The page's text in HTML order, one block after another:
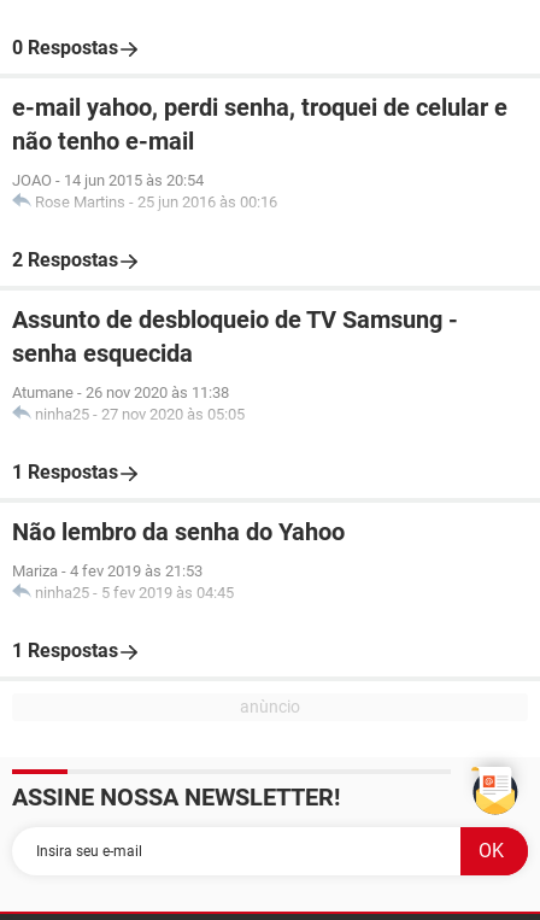
0 Respostas
e-mail yahoo, perdi senha, troquei de celular e
não tenho e-mail
JOAO - 14 jun 2015 às 20:54
Rose Martins - 25 jun 2016 às 00:16
2 Respostas
Assunto de desbloqueio de TV Samsung -
senha esquecida
Atumane - 26 nov 2020 às 11:38
ninha25 - 27 nov 2020 às 05:05
1 Respostas
Não lembro da senha do Yahoo
Mariza - 4 fev 2019 às 21:53
ninha25 - 5 fev 2019 às 04:45
1 Respostas
ASSINE NOSSA NEWSLETTER!